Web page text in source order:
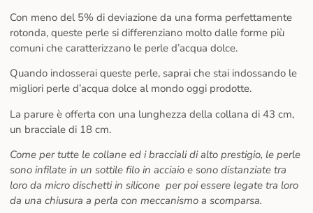
Con meno del 5% di deviazione da una forma perfettamente
rotonda, queste perle si differenziano molto dalle forme più
comuni che caratterizzano le perle d’acqua dolce.
Quando indosserai queste perle, saprai che stai indossando le
migliori perle d’acqua dolce al mondo oggi prodotte.
La parure è offerta con una lunghezza della collana di 43 cm,
un bracciale di 18 cm.
Come per tutte le collane ed i bracciali di alto prestigio, le perle
sono infilate in un sottile filo in acciaio e sono distanziate tra
loro da micro dischetti in silicone per poi essere legate tra loro
da una chiusura a perla con meccanismo a scomparsa.